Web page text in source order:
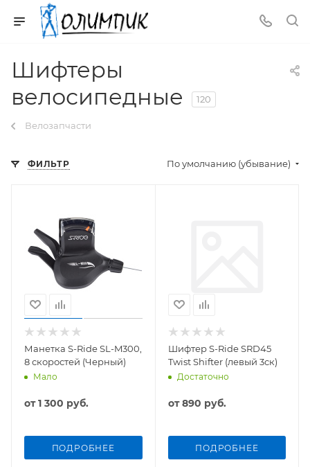
Шифтеры
велосипедные
120
Велозапчасти
ФИЛЬТР По умолчанию (убывание)
Манетка S-Ride SL-M300,
8 скоростей (Черный)
Мало
от1 300 руб.
ПОДРОБНЕЕ
Шифтер S-Ride SRD45
Twist Shifter (левый 3ск)
Достаточно
от890 руб.
ПОДРОБНЕЕ